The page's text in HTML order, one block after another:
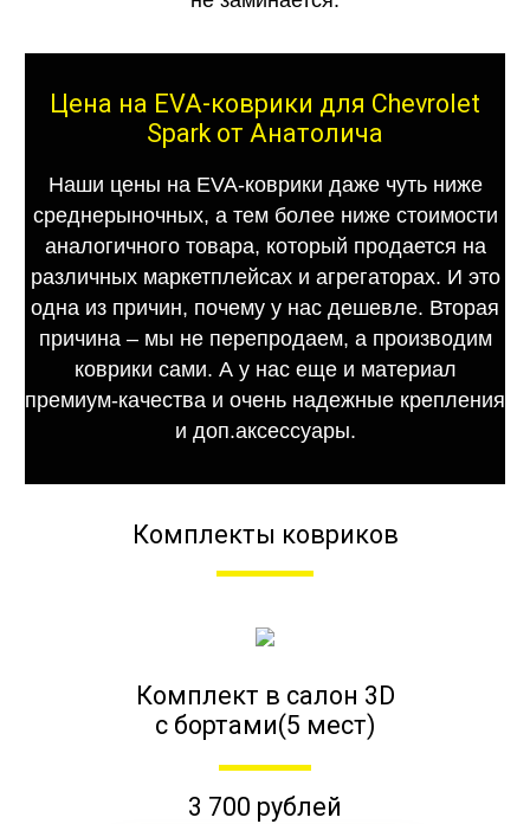
Цена на EVA-коврики для Chevrolet
Spark от Анатолича
Наши цены на EVA-коврики даже чуть ниже
среднерыночных, а тем более ниже стоимости
аналогичного товара, который продается на
различных маркетплейсах и агрегаторах. И это
одна из причин, почему у нас дешевле. Вторая
причина – мы не перепродаем, а производим
коврики сами. А у нас еще и материал
премиум-качества и очень надежные крепления
и доп.аксессуары.
Комплекты ковриков
Комплект в салон 3D
с бортами(5 мест)
3 700 рублей